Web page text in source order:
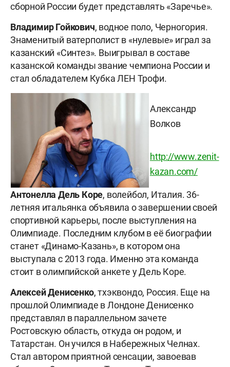
сборной России будет представлять «Заречье».
Владимир Гойкович, водное поло, Черногория.
Знаменитый ватерполист в «нулевые» играл за
казанский «Синтез». Выигрывал в составе
казанской команды звание чемпиона России и
стал обладателем Кубка ЛЕН Трофи.
Александр
Волков
http://www.zenit-
kazan.com/
Антонелла Дель Коре, волейбол, Италия. 36-
летняя итальянка объявила о завершении своей
спортивной карьеры, после выступления на
Олимпиаде. Последним клубом в её биографии
станет «Динамо-Казань», в котором она
выступала с 2013 года. Именно эта команда
стоит в олимпийской анкете у Дель Коре.
Алексей Денисенко, тхэквондо, Россия. Еще на
прошлой Олимпиаде в Лондоне Денисенко
представлял в параллельном зачете
Ростовскую область, откуда он родом, и
Татарстан. Он учился в Набережных Челнах.
Стал автором приятной сенсации, завоевав